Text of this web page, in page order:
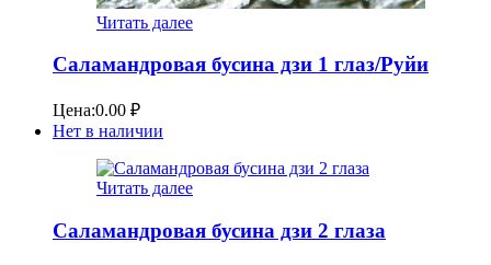
Читать далее
Саламандровая бусина дзи 1 глаз/Руйи
Цена:0.00 ₽
Нет в наличии
Читать далее
Саламандровая бусина дзи 2 глаза